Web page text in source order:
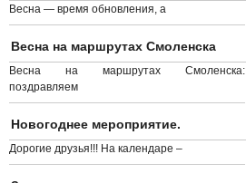
Весна — время обновления, а
Весна на маршрутах Смоленска
Весна на маршрутах Смоленска:
поздравляем
Новогоднее мероприятие.
Дорогие друзья!!! На календаре –